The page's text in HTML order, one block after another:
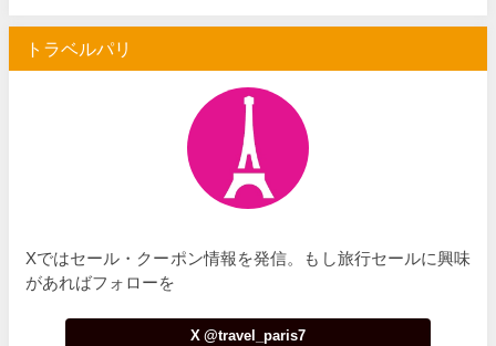
トラベルパリ
Xではセール・クーポン情報を発信。もし旅行セールに興味
があればフォローを
X @travel_paris7